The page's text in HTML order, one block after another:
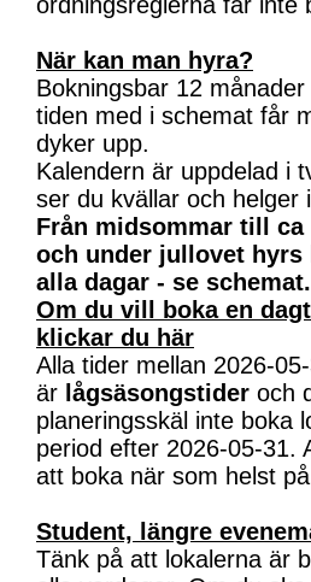
När kan man hyra?
Bokningsbar 12
tiden med i schemat får
dyker upp.
Kalendern är uppdelad i
ser du kvällar och helger
Från midsommar till
och under jullovet hyrs
alla dagar - se schemat.
Om du vill boka en
klickar du här
Alla tider mellan 2026-
är lågsäsongstider och
planeringsskäl inte boka
period efter 2026-05-31.
att boka när som helst
Student, längre
Tänk på att lokalerna är